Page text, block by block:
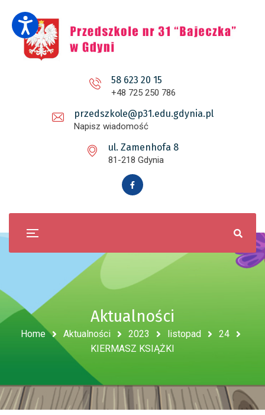
58 623 20 15
+48 725 250 786
przedszkole@p31.edu.gdynia.pl
Napisz wiadomość
ul. Zamenhofa 8
81-218 Gdynia
Aktualności
Home Aktualności 2023 listopad
24
KIERMASZ KSIĄŻKI